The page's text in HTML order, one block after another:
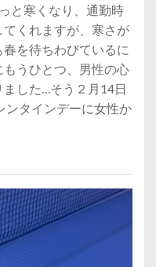
と寒くなり、通勤時
くれますが、寒さが
を待ちわびているに
うひとつ、男性の心
した…そう２月14日
ンタインデーに女性か